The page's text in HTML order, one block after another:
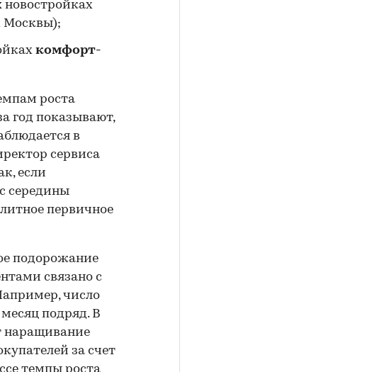
новостройках
Москвы);
комфорт-
роста
год показывают,
в
сервиса
если
середины
первичное
подорожание
связано с
число
подряд. В
наращивание
за счет